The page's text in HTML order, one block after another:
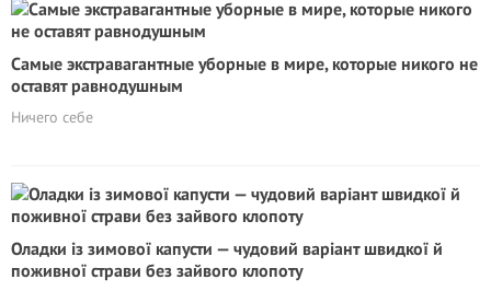
Самые экстравагантные уборные в мире, которые никого не
оставят равнодушным
Ничего себе
Оладки із зимової капусти — чудовий варіант швидкої й
поживної страви без зайвого клопоту